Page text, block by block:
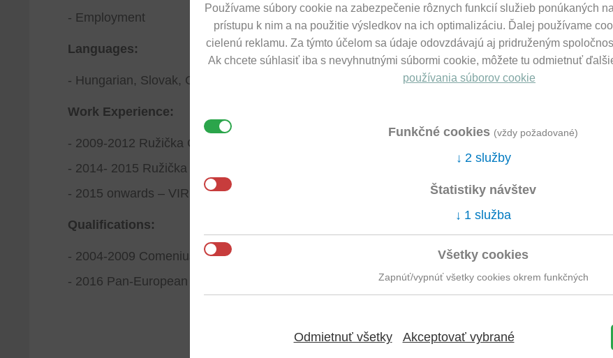
- Employment
Languages:
- Hungarian, Slovak, Czech, English, German
Work Experience:
- 2009-2012 Ružička Csekes s.r.o. in association with CMS members, Bratislava – Trainee
- 2014- 2015 Ružička Csekes s.r.o. in association with CMS members, Bratislava – Advocate,
- 2015 onwards – VIRE law & consulting s.r.o. – Advocate, team member
Qualifications:
- 2004-2009 Comenius University, Faculty of Law, Bratislava – Master of Laws (Mgr.)
- 2016 Pan-European University, Faculty of Law, Bratislava – Doctor of Laws (JUDr.)
Používame súbory cookie na zabezpečenie rôznych funkcií služieb ponúkaných
prístupu k nim a na použitie výsledkov na ich optimalizáciu. Ďalej používame
cielenú reklamu. Za týmto účelom sa údaje odovzdávajú aj pridruženým
Ak chcete súhlasiť iba s nevyhnutnými súbormi cookie, môžete tu odmietnuť
používania súborov cookie
Funkčné cookies (vždy požadované)
2 služby
Štatistiky návštev
1 služba
Všetky cookies
Zapnúť/vypnúť všetky cookies okrem funkčných
Odmietnuť všetky Akceptovať vybrané